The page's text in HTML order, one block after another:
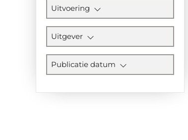
Uitvoering
Uitgever
Publicatie datum